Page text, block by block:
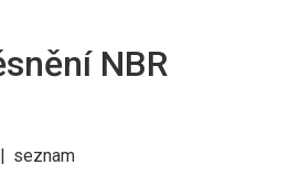
NBR
| seznam